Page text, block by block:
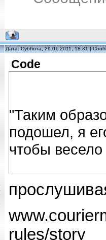
Дата: Суббота, 29.01.2011, 18:31 |
Code
"Таким
подошел, я
чтобы
Есть ли у
этого?
"Нет, не на
rules/story